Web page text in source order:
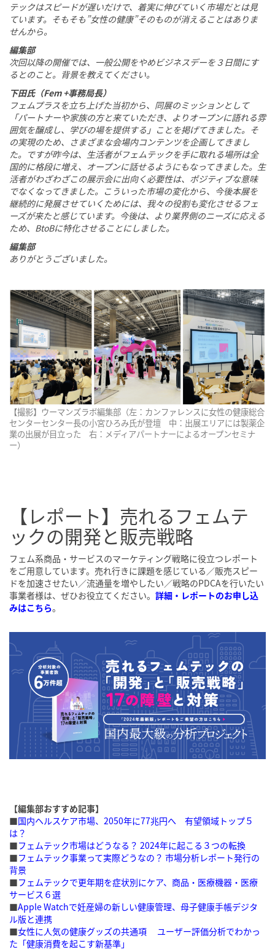
テックはスピードが遅いだけで、着実に伸びていく市場だとは見
ています。そもそも”女性の健康”そのものが消えることはありま
せんから。
編集部
次回以降の開催では、一般公開をやめビジネスデーを３日間にす
るとのこと。背景を教えてください。
下田氏（Fem +事務局長）
フェムプラスを立ち上げた当初から、同展のミッションとして
「パートナーや家族の方と来ていただき、よりオープンに語れる雰
囲気を醸成し、学びの場を提供する」ことを掲げてきました。そ
の実現のため、さまざまな会場内コンテンツを企画してきまし
た。ですが昨今は、生活者がフェムテックを手に取れる場所は全
国的に格段に増え、オープンに話せるようにもなってきました。生
活者がわざわざこの展示会に出向く必要性は、ポジティブな意味
でなくなってきました。こういった市場の変化から、今後本展を
継続的に発展させていくためには、我々の役割も変化させるフェ
ーズが来たと感じています。今後は、より業界側のニーズに応える
ため、BtoBに特化させることにしました。
編集部
ありがとうございました。
【撮影】ウーマンズラボ編集部（左：カンファレンスに女性の健康総合
センターセンター長の小宮ひろみ氏が登壇 中：出展エリアには製薬企
業の出展が目立った 右：メディアパートナーによるオープンセミナ
ー）
【レポート】売れるフェムテ
ックの開発と販売戦略
フェム系商品・サービスのマーケティング戦略に役立つレポート
をご用意しています。売れ行きに課題を感じている／販売スピー
ドを加速させたい／流通量を増やしたい／戦略のPDCAを行いたい
事業者様は、ぜひお役立てください。 詳細・レポートのお申し込
みはこちら。
【編集部おすすめ記事】
■国内ヘルスケア市場、2050年に77兆円へ 有望領域トップ５
は？
■フェムテック市場はどうなる？ 2024年に起こる３つの転換
■フェムテック事業って実際どうなの？ 市場分析レポート発行の
背景
■フェムテックで更年期を症状別にケア、商品・医療機器・医療
サービス６選
■Apple Watchで妊産婦の新しい健康管理、母子健康手帳デジタ
ル版と連携
■女性に人気の健康グッズの共通項 ユーザー評価分析でわかっ
た「健康消費を起こす新基準」